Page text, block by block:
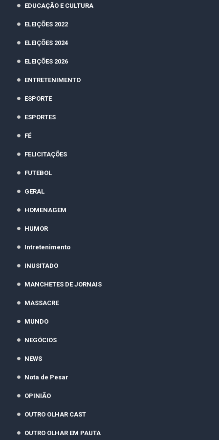
EDUCAÇÃO E CULTURA
ELEIÇÕES 2022
ELEIÇÕES 2024
ELEIÇÕES 2026
ENTRETENIMENTO
ESPORTE
ESPORTES
FÉ
FELICITAÇÕES
FUTEBOL
GERAL
HOMENAGEM
HUMOR
Intretenimento
INUSITADO
MANCHETES DE JORNAIS
MASSACRE
MUNDO
NEGÓCIOS
NEWS
Nota de Pesar
OPINIÃO
OUTRO OLHAR CAST
OUTRO OLHAR EM PAUTA